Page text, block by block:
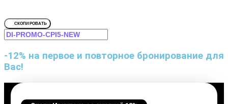
СКОПИРОВАТЬ
-12% на первое и повторное бронирование для
Вас!